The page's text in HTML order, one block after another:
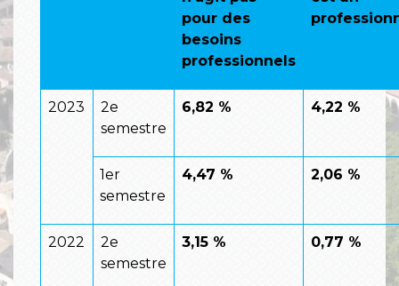
pour des
besoins
professionnels
2023 2e
semestre
6,82 % 4,22 %
1er
semestre
4,47 % 2,06 %
2022 2e
semestre
3,15 % 0,77 %